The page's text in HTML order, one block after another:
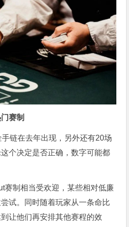
赛制
链在去年出现，另外还有20场
个决定是否正确，数字可能都
赛制相当受欢迎，某些相对低廉
试。同时随着玩家从一条命比
让他们再安排其他赛程的效